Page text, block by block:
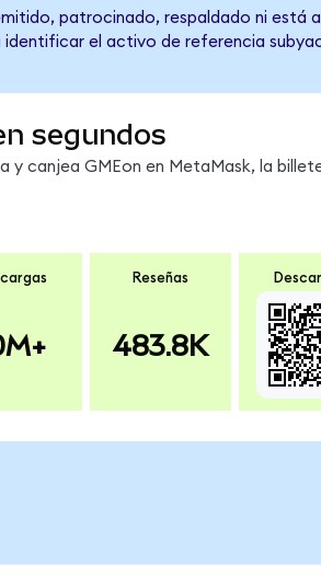
patrocinado, respaldado ni está
identificar el activo de referencia
segundos
y canjea GMEon en MetaMask, la
Reseñas
483.8K